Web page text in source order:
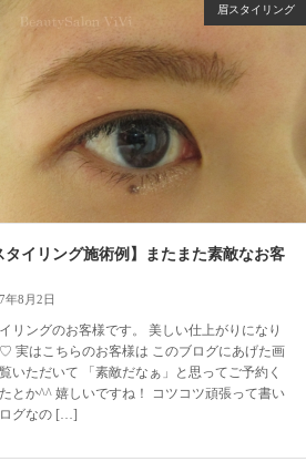
眉スタイリング
タイリング施術例】またまた素敵なお客
年8月2日
リングのお客様です。 美しい仕上がりになり
実はこちらのお客様は このブログにあげた画
いただいて 「素敵だなぁ」と思ってご予約く
とか^^ 嬉しいですね！ コツコツ頑張って書い
グなの […]